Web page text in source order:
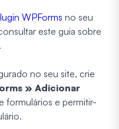
WPForms no seu
este guia sobre
.
no seu site, crie
» Adicionar
formulários e permitir-